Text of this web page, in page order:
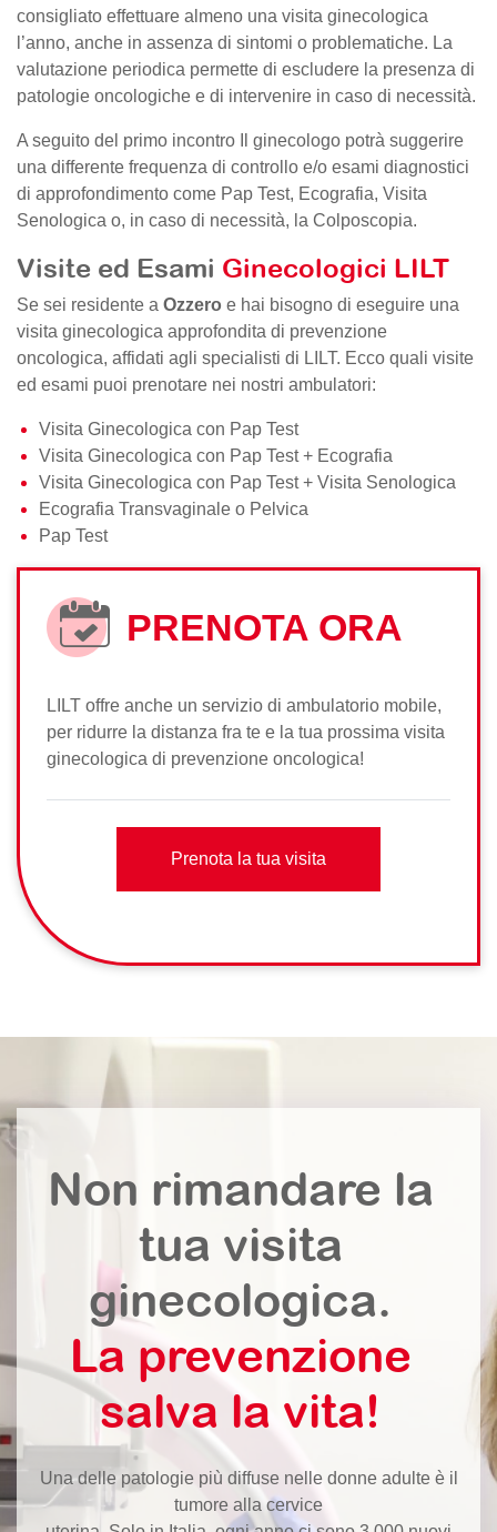
consigliato effettuare almeno una visita ginecologica
l’anno, anche in assenza di sintomi o problematiche. La
valutazione periodica permette di escludere la presenza di
patologie oncologiche e di intervenire in caso di necessità.
A seguito del primo incontro Il ginecologo potrà suggerire
una differente frequenza di controllo e/o esami diagnostici
di approfondimento come Pap Test, Ecografia, Visita
Senologica o, in caso di necessità, la Colposcopia.
Visite ed Esami Ginecologici LILT
Se sei residente a Ozzero e hai bisogno di eseguire una
visita ginecologica approfondita di prevenzione
oncologica, affidati agli specialisti di LILT. Ecco quali visite
ed esami puoi prenotare nei nostri ambulatori:
Visita Ginecologica con Pap Test
Visita Ginecologica con Pap Test + Ecografia
Visita Ginecologica con Pap Test + Visita Senologica
Ecografia Transvaginale o Pelvica
Pap Test
PRENOTA ORA
LILT offre anche un servizio di ambulatorio mobile,
per ridurre la distanza fra te e la tua prossima visita
ginecologica di prevenzione oncologica!
Prenota la tua visita
Non rimandare la
tua visita
ginecologica.
La prevenzione
salva la vita!
Una delle patologie più diffuse nelle donne adulte è il
tumore alla cervice